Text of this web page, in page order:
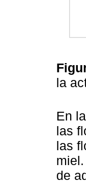
la
En
las
las
de